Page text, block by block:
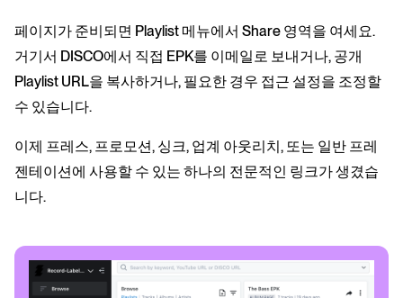
페이지가 준비되면 Playlist 메뉴에서 Share 영역을 여세요.
거기서 DISCO에서 직접 EPK를 이메일로 보내거나, 공개
Playlist URL을 복사하거나, 필요한 경우 접근 설정을 조정할
수 있습니다.
이제 프레스, 프로모션, 싱크, 업계 아웃리치, 또는 일반 프레
젠테이션에 사용할 수 있는 하나의 전문적인 링크가 생겼습
니다.